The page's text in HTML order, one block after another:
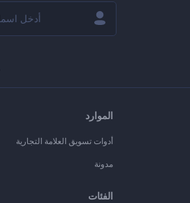
الموارد
أدوات تسويق العلامة التجارية
مدونة
الفئات